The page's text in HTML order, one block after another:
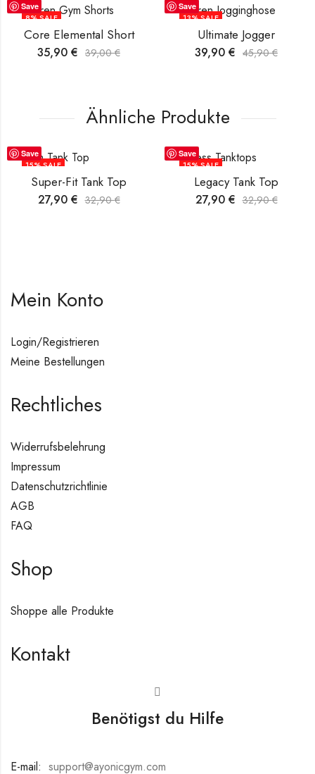
Save
8% SALE
Core Elemental Short
35,90 € 39,00€
Save
13% SALE
Ultimate Jogger
39,90 € 45,90€
Ähnliche Produkte
Save
15% SALE
Super-Fit Tank Top
27,90 € 32,90€
Save
15% SALE
Legacy Tank Top
27,90 € 32,90€
Mein Konto
Login/Registrieren
Meine Bestellungen
Rechtliches
Widerrufsbelehrung
Impressum
Datenschutzrichtlinie
AGB
FAQ
Shop
Shoppe alle Produkte
Kontakt
Benötigst du Hilfe
E-mail: support@ayonicgym.com